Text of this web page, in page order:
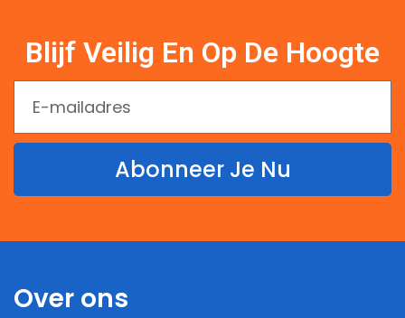
Blijf Veilig En Op De Hoogte
Abonneer Je Nu
Over ons